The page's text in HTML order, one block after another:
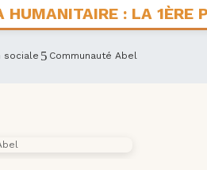
sociale Communauté Abel